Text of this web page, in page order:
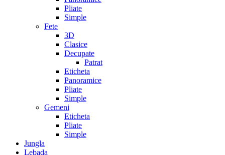
Pliate
Simple
Fete
3D
Clasice
Decupate
Patrat
Eticheta
Panoramice
Pliate
Simple
Gemeni
Eticheta
Pliate
Simple
Jungla
Lebada